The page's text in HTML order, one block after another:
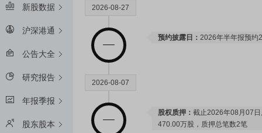
新股数据
沪深港通
公告大全
研究报告
年报季报
股东股本
2026-08-27
预约披露日： 2026年半年报预约
2026-08-07
股权质押： 截止2026年08月07
470.00万股，质押总笔数2笔